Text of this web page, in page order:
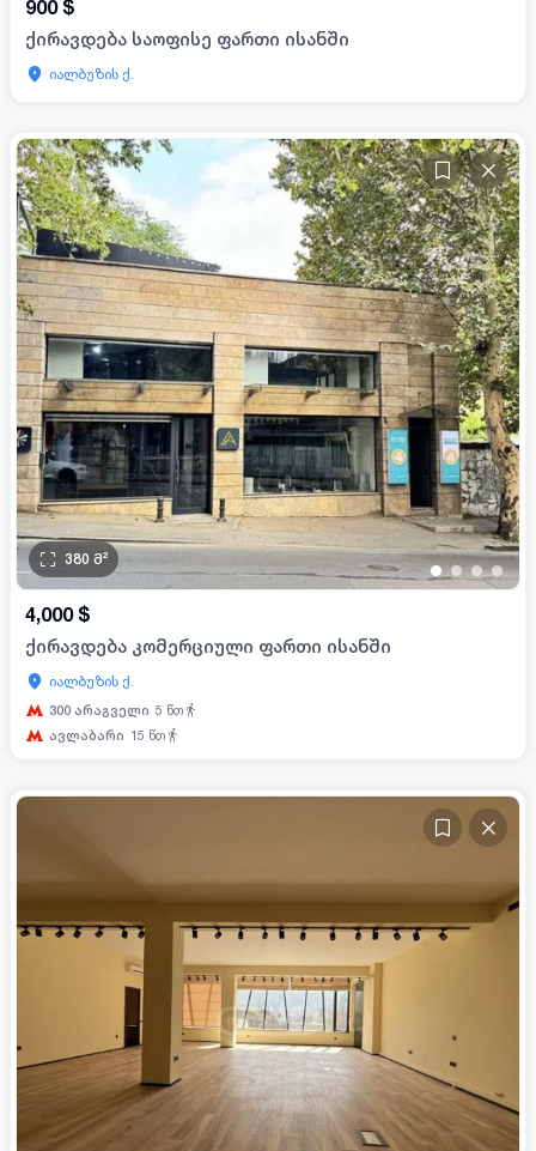
900 $
ქირავდება საოფისე ფართი ისანში
იალბუზის ქ.
••••
380 მ²
4,000 $
ქირავდება კომერციული ფართი ისანში
იალბუზის ქ.
300 არაგველი 5 წთ
ავლაბარი 15 წთ